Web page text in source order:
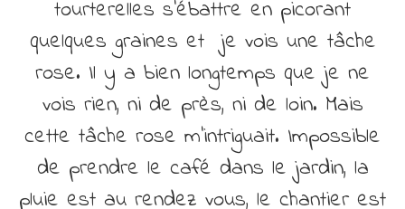
tourterelles s’ébattre en picorant
quelques graines et je vois une tâche
rose. Il y a bien longtemps que je ne
vois rien, ni de près, ni de loin. Mais
cette tâche rose m’intriguait. Impossible
de prendre le café dans le jardin, la
pluie est au rendez vous, le chantier est